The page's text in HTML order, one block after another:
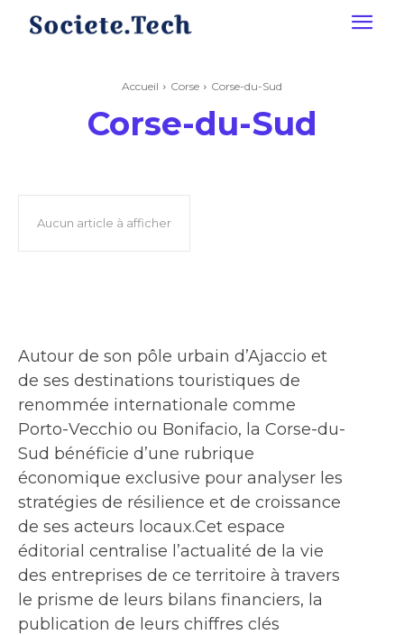
Accueil Corse Corse-du-Sud
Corse-du-Sud
Aucun article à afficher
Autour de son pôle urbain d’Ajaccio et
de ses destinations touristiques de
renommée internationale comme
Porto-Vecchio ou Bonifacio, la Corse-du-
Sud bénéficie d’une rubrique
économique exclusive pour analyser les
stratégies de résilience et de croissance
de ses acteurs locaux.Cet espace
éditorial centralise l’actualité de la vie
des entreprises de ce territoire à travers
le prisme de leurs bilans financiers, la
publication de leurs chiffres clés